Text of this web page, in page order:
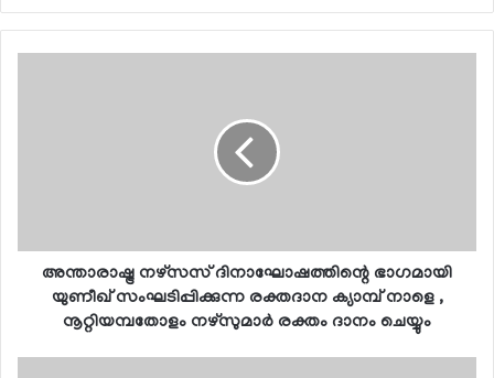
അന്താരാഷ്ട്ര നഴ്‌സസ് ദിനാഘോഷത്തിന്റെ ഭാഗമായി
യുണീഖ് സംഘടിപ്പിക്കുന്ന രക്തദാന ക്യാമ്പ് നാളെ ,
നൂറ്റിയമ്പതോളം നഴ്‌സുമാര്‍ രക്തം ദാനം ചെയ്യും